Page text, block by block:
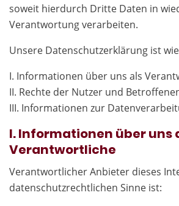
soweit hierdurch Dritte Daten in
Verantwortung verarbeiten.
Unsere Datenschutzerklärung ist
I. Informationen über uns als
II. Rechte der Nutzer und
III. Informationen zur
I. Informationen über uns
Verantwortliche
Verantwortlicher Anbieter dieses
datenschutzrechtlichen Sinne ist: